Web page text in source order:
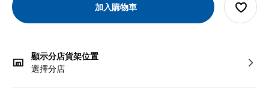
加入購物車
顯示分店貨架位置
選擇分店